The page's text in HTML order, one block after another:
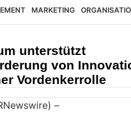
MARKETING
unterstützt
von
Vordenkerrolle
–